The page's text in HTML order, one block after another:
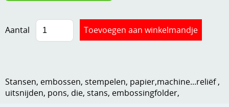
Kleurmateriaal-tekenmateriaal
Leuke versieringen
Aantal
Stansen, embossen, stempelen, papier,machine...reliëf ,
uitsnijden, pons, die, stans, embossingfolder,